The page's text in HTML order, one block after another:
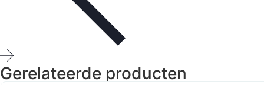
Gerelateerde producten